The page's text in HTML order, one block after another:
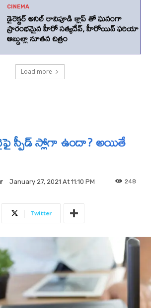
CINEMA
డైరెక్టర్ అనిల్ రావిపూడి క్లాప్ తో ఘనంగా
ప్రారంభమైన హీరో సత్యదేవ్, హీరోయిన్ ఫరియా
అబ్దుల్లా నూతన చిత్రం
Load more